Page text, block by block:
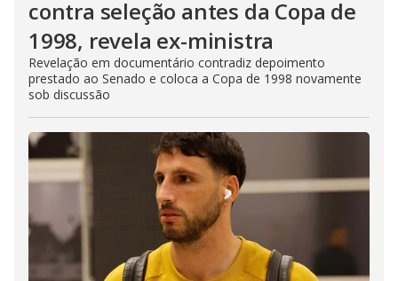
contra seleção antes da Copa de
1998, revela ex-ministra
Revelação em documentário contradiz depoimento
prestado ao Senado e coloca a Copa de 1998 novamente
sob discussão